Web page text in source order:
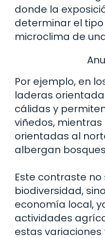
donde la
determinar el
microclima de
Por ejemplo, en
laderas
cálidas y
viñedos,
orientadas al
albergan
Este contraste
biodiversidad,
economía local,
actividades
estas variaciones